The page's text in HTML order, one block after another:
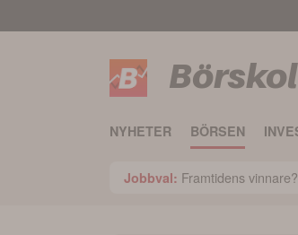
NYHETER BÖRSEN
Jobbval: Framtidens